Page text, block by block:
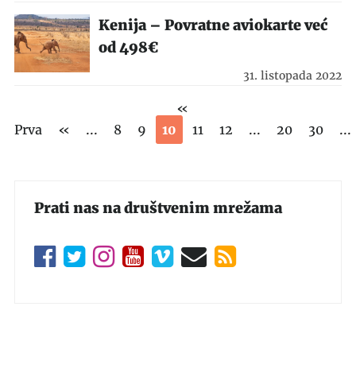
Kenija – Povratne aviokarte već
od 498€
31. listopada 2022
«
Prva
« ... 8 9 10 11 12 ... 20 30 ...
Prati nas na društvenim mrežama